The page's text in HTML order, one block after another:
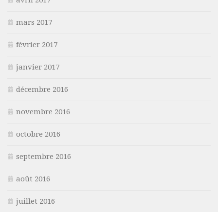
mars 2017
février 2017
janvier 2017
décembre 2016
novembre 2016
octobre 2016
septembre 2016
août 2016
juillet 2016